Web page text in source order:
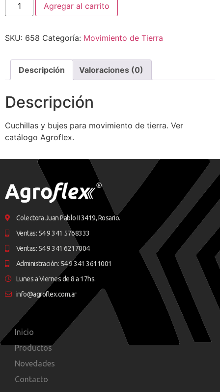
Agregar al carrito
SKU: 658 Categoría: Movimiento de Tierra
Descripción Valoraciones (0)
Descripción
Cuchillas y bujes para movimiento de tierra. Ver
catálogo Agroflex.
Colectora Juan Pablo II 3419, Rosario.
Ventas: 54 9 341 5768333
Ventas: 54 9 341 6217004
Administración: 54 9 341 3611001
Lunes a Viernes de 8 a 17hs.
info@agroflex.com.ar
Inicio
Productos
Novedades
Contacto